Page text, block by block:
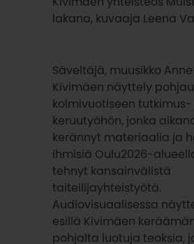
lakana, kuvaaja Leena
Säveltäjä, muusikko
Kivimäen näyttely
kolmivuotiseen tutkimus-
keruutyöhön, jonka
kerännyt materiaalia ja
ihmisiä Oulu2026-
tehnyt kansainvälistä
taiteilijayhteistyötä.
Audiovisuaalisessa
esillä Kivimäen
pohjalta luotuja teoksia,